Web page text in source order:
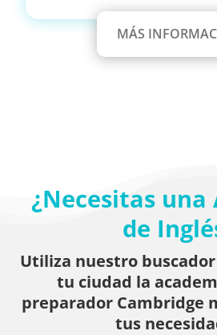
MÁS
¿Necesitas una
de
Utiliza nuestro
tu ciudad la
preparador Cambridge
tus